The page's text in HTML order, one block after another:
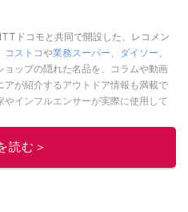
ドコモと共同で開設した、レコメン
コストコや業務スーパー、 ダイソー、
ョップの隠れた名品を、コラムや動画
が紹介するアウトドア情報も満載で
インフルエンサーが実際に使用して
読む＞